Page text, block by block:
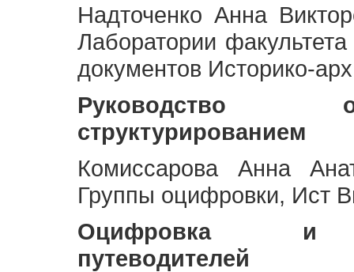
Надточенко Анна
Лаборатории
документов Историко-
Руководство
структурированием
Комиссарова Анна
Группы оцифровки, Ист
Оцифровка и
путеводителей